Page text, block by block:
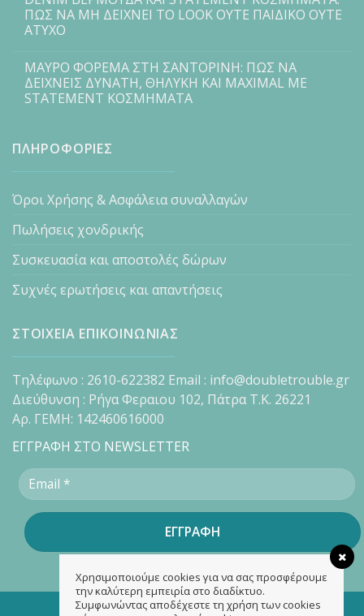
ΠΩΣ ΝΑ ΜΗ ΔΕΙΧΝΕΙ ΤΟ LOOK ΟΥΤΕ ΠΑΙΔΙΚΟ ΟΥΤΕ
ΑΤΥΧΟ
ΜΑΥΡΟ ΦΟΡΕΜΑ ΣΤΗ ΣΑΝΤΟΡΙΝΗ: ΠΩΣ ΝΑ
ΔΕΙΧΝΕΙΣ ΔΥΝΑΤΗ, ΘΗΛΥΚΗ ΚΑΙ MAXIMAL ΜΕ
STATEMENT ΚΟΣΜΗΜΑΤΑ
ΠΛΗΡΟΦΟΡΙΕΣ
Όροι Χρήσης & Ασφάλεια συναλλαγών
Πωλήσεις χονδρικής
Συσκευασία και αποστολές δώρων
Συχνές ερωτήσεις και απαντήσεις
ΣΤΟΙΧΕΙΑ ΕΠΙΚΟΙΝΩΝΙΑΣ
Τηλέφωνο : 2610-622382 Email : info@doubletrouble.gr
Διεύθυνση : Ρήγα Φεραιου 102, Πάτρα Τ.Κ. 26221
Αρ. ΓΕΜΗ: 142460616000
ΕΓΓΡΑΦΗ ΣΤΟ NEWSLETTER
Copyright 2026 ©doubletrouble.gr
Χρησιμοποιούμε cookies για να σας προσφέρουμε
την καλύτερη εμπειρία στο διαδίκτυο.
Συμφωνώντας αποδέχεστε τη χρήση των cookies